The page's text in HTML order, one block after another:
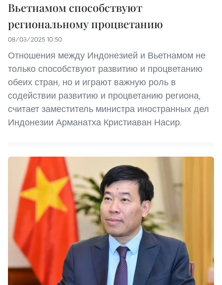
Вьетнамом способствуют
региональному процветанию
08/03/2025 10:50
Отношения между Индонезией и Вьетнамом не
только способствуют развитию и процветанию
обеих стран, но и играют важную роль в
содействии развитию и процветанию региона,
считает заместитель министра иностранных дел
Индонезии Арманатха Кристиаван Насир.